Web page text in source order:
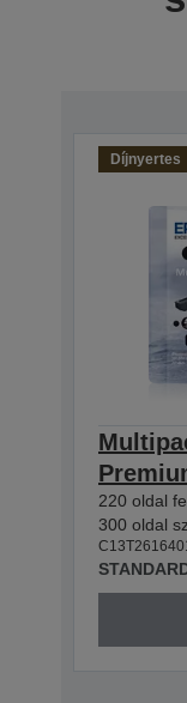
Díjnyertes
220 oldal
300 oldal